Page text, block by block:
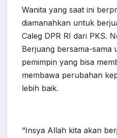
Wanita yang saat ini
diamanahkan untuk
Caleg DPR RI dari PKS.
Berjuang bersama-sama
pemimpin yang bisa
membawa perubahan
lebih baik.
“Insya Allah kita akan